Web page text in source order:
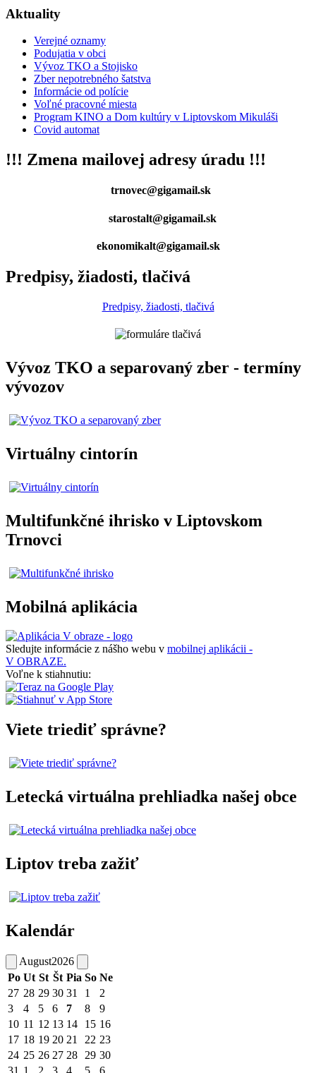
Aktuality
Verejné oznamy
Podujatia v obci
Vývoz TKO a Stojisko
Zber nepotrebného šatstva
Informácie od polície
Voľné pracovné miesta
Program KINO a Dom kultúry v Liptovskom Mikuláši
Covid automat
!!! Zmena mailovej adresy úradu !!!
trnovec@gigamail.sk
starostalt@gigamail.sk
ekonomikalt@gigamail.sk
Predpisy, žiadosti, tlačivá
Predpisy, žiadosti, tlačivá
Vývoz TKO a separovaný zber - termíny
vývozov
Virtuálny cintorín
Multifunkčné ihrisko v Liptovskom
Trnovci
Mobilná aplikácia
Sledujte informácie z nášho webu v mobilnej aplikácii -
V OBRAZE.
Voľne k stiahnutiu:
Viete triediť správne?
Letecká virtuálna prehliadka našej obce
Liptov treba zažiť
Kalendár
August2026
Po Ut St Št Pia So Ne
27 28 29 30 31 1
2
3
4 5 6 7 8
9
10 11 12 13 14 15 16
17 18 19 20 21 22 23
24 25 26 27 28 29 30
31 1 2 3 4 5 6